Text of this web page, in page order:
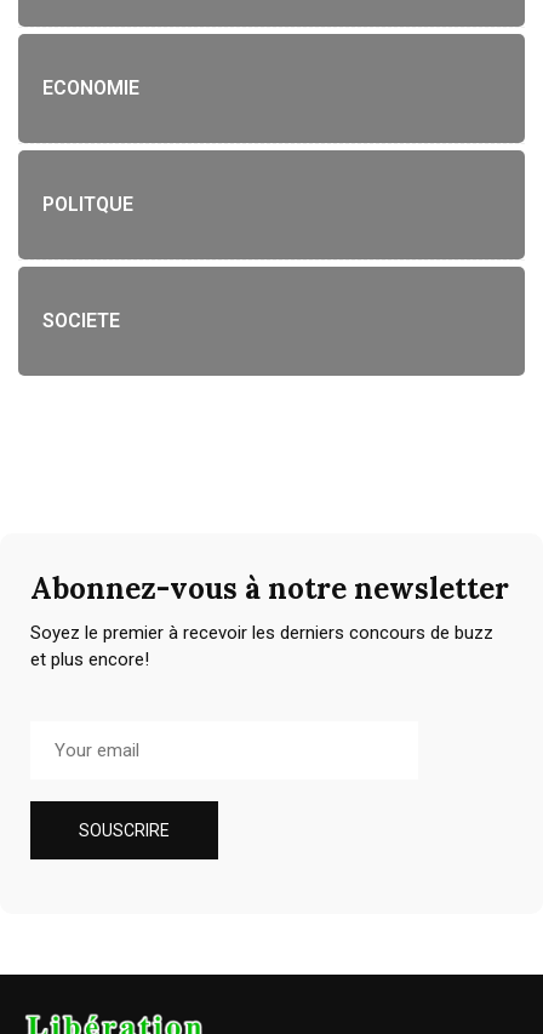
ECONOMIE
POLITQUE
SOCIETE
Abonnez-vous à notre newsletter
Soyez le premier à recevoir les derniers concours de buzz
et plus encore!